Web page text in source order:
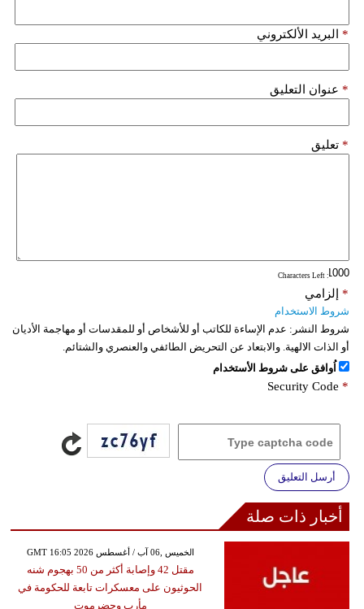
البريد الألكتروني *
عنوان التعليق *
تعليق *
: Characters Left
إلزامي *
شروط الاستخدام
شروط النشر: عدم الإساءة للكاتب أو للأشخاص أو للمقدسات أو مهاجمة الأديان
أو الذات الالهية. والابتعاد عن التحريض الطائفي والعنصري والشتائم.
اُوافق على شروط الأستخدام
Security Code *
أرسل التعليق
أخبار ذات صلة
GMT 16:05 2026 الخميس ,06 آب / أغسطس
مقتل 42 وإصابة أكثر من 50 بهجوم شنه
الحوثيون على معسكرات تابعة للحكومة في
مأرب وحضرموت